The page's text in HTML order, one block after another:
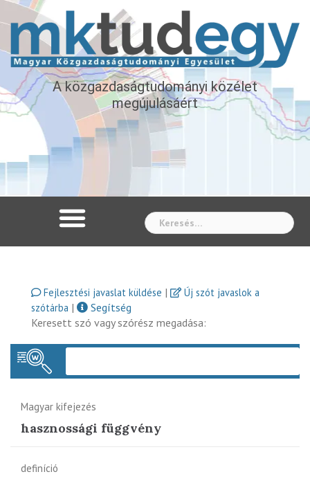
A közgazdaságtudományi közélet
megújulásáért
Fejlesztési javaslat küldése |
Új szót javaslok a
szótárba |
Segítség
Keresett szó vagy szórész megadása:
Magyar kifejezés
hasznossági függvény
definíció